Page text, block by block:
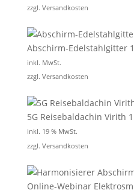
zzgl. Versandkosten
Abschirm-Edelstahlgitter
inkl. MwSt.
zzgl. Versandkosten
5G Reisebaldachin Virith
inkl. 19 % MwSt.
zzgl. Versandkosten
Online-Webinar